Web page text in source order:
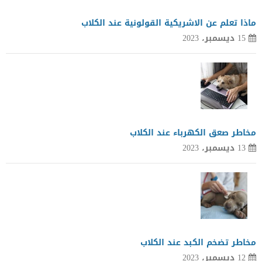
ماذا تعلم عن الاشريكية القولونية عند الكلاب
15 ديسمبر، 2023
مخاطر صعق الكهرباء عند الكلاب
13 ديسمبر، 2023
مخاطر تضخم الكبد عند الكلاب